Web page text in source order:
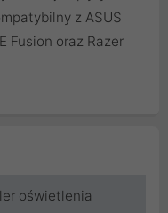
z ASUS
Fusion oraz Razer
oświetlenia